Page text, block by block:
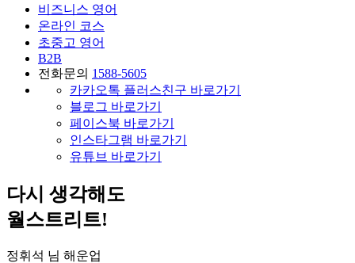
비즈니스 영어
온라인 코스
초중고 영어
B2B
전화문의 1588-5605
카카오톡 플러스친구 바로가기
블로그 바로가기
페이스북 바로가기
인스타그램 바로가기
유튜브 바로가기
다시 생각해도
월스트리트!
정휘석 님 해운업